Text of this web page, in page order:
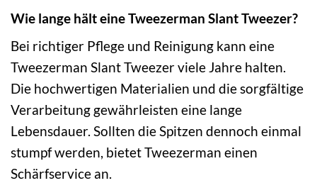
Wie lange hält eine Tweezerman Slant Tweezer?
Bei richtiger Pflege und Reinigung kann eine
Tweezerman Slant Tweezer viele Jahre halten.
Die hochwertigen Materialien und die sorgfältige
Verarbeitung gewährleisten eine lange
Lebensdauer. Sollten die Spitzen dennoch einmal
stumpf werden, bietet Tweezerman einen
Schärfservice an.